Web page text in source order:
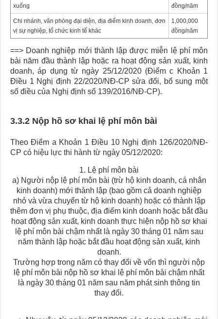
xuống
đồng/năm
Chi nhánh, văn phòng đại diện, địa điểm kinh doanh, đơn
vị sự nghiệp, tổ chức kinh tế khác
1,000,000
đồng/năm
==> Doanh nghiệp mới thành lập được miễn lệ phí môn
bài năm đầu thành lập hoặc ra hoạt động sản xuất, kinh
doanh, áp dụng từ ngày 25/12/2020 (Điểm c Khoản 1
Điều 1 Nghị định 22/2020/NĐ-CP sửa đổi, bổ sung một
số điều của Nghị định số 139/2016/NĐ-CP).
3.3.2 Nộp hồ sơ khai lệ phí môn bài
Theo Điểm a Khoản 1 Điều 10 Nghị định 126/2020/NĐ-
CP có hiệu lực thi hành từ ngày 05/12/2020:
1. Lệ phí môn bài
a) Người nộp lệ phí môn bài (trừ hộ kinh doanh, cá nhân
kinh doanh) mới thành lập (bao gồm cả doanh nghiệp
nhỏ và vừa chuyển từ hộ kinh doanh) hoặc có thành lập
thêm đơn vị phụ thuộc, địa điểm kinh doanh hoặc bắt đầu
hoạt động sản xuất, kinh doanh thực hiện nộp hồ sơ khai
lệ phí môn bài chậm nhất là ngày 30 tháng 01 năm sau
năm thành lập hoặc bắt đầu hoạt động sản xuất, kinh
doanh.
Trường hợp trong năm có thay đổi về vốn thì người nộp
lệ phí môn bài nộp hồ sơ khai lệ phí môn bài chậm nhất
là ngày 30 tháng 01 năm sau năm phát sinh thông tin
thay đổi.